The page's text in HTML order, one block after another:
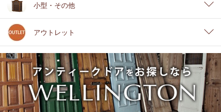
小型・その他
アウトレット